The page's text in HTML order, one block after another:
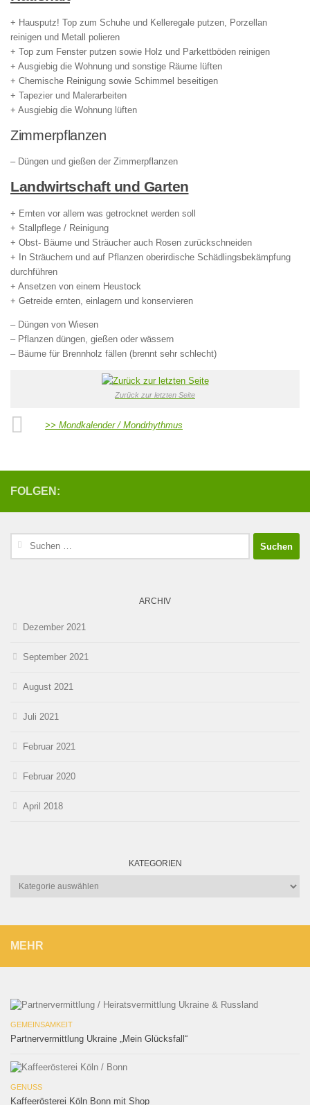
+ Hausputz! Top zum Schuhe und Kelleregale putzen, Porzellan
reinigen und Metall polieren
+ Top zum Fenster putzen sowie Holz und Parkettböden reinigen
+ Ausgiebig die Wohnung und sonstige Räume lüften
+ Chemische Reinigung sowie Schimmel beseitigen
+ Tapezier und Malerarbeiten
+ Ausgiebig die Wohnung lüften
Zimmerpflanzen
– Düngen und gießen der Zimmerpflanzen
Landwirtschaft und Garten
+ Ernten vor allem was getrocknet werden soll
+ Stallpflege / Reinigung
+ Obst- Bäume und Sträucher auch Rosen zurückschneiden
+ In Sträuchern und auf Pflanzen oberirdische Schädlingsbekämpfung
durchführen
+ Ansetzen von einem Heustock
+ Getreide ernten, einlagern und konservieren
– Düngen von Wiesen
– Pflanzen düngen, gießen oder wässern
– Bäume für Brennholz fällen (brennt sehr schlecht)
Zurück zur letzten Seite
>> Mondkalender / Mondrhythmus
FOLGEN:
Suchen
ARCHIV
Dezember 2021
September 2021
August 2021
Juli 2021
Februar 2021
Februar 2020
April 2018
KATEGORIEN
Kategorien
MEHR
GEMEINSAMKEIT
Partnervermittlung Ukraine „Mein Glücksfall“
GENUSS
Kaffeerösterei Köln Bonn mit Shop